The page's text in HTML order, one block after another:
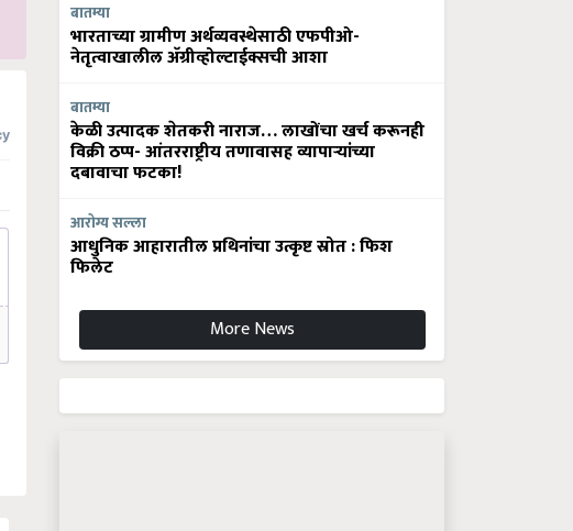
बातम्या
भारताच्या ग्रामीण अर्थव्यवस्थेसाठी एफपीओ-
नेतृत्वाखालील अ‍ॅग्रीव्होल्टाईक्सची आशा
बातम्या
केळी उत्पादक शेतकरी नाराज… लाखोंचा खर्च करूनही
विक्री ठप्प- आंतरराष्ट्रीय तणावासह व्यापाऱ्यांच्या
दबावाचा फटका!
आरोग्य सल्ला
आधुनिक आहारातील प्रथिनांचा उत्कृष्ट स्रोत : फिश
फिलेट
More News